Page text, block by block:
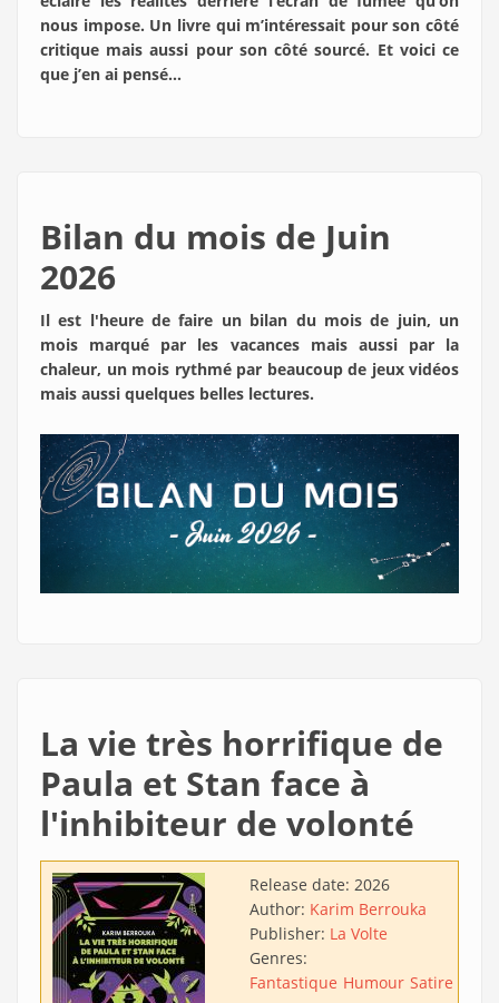
nous impose. Un livre qui m’intéressait pour son côté
critique mais aussi pour son côté sourcé. Et voici ce
que j’en ai pensé…
Bilan du mois de Juin
2026
Il est l'heure de faire un bilan du mois de juin, un
mois marqué par les vacances mais aussi par la
chaleur, un mois rythmé par beaucoup de jeux vidéos
mais aussi quelques belles lectures.
La vie très horrifique de
Paula et Stan face à
l'inhibiteur de volonté
Release date: 2026
Author: Karim Berrouka
Publisher: La Volte
Genres:
Fantastique Humour Satire